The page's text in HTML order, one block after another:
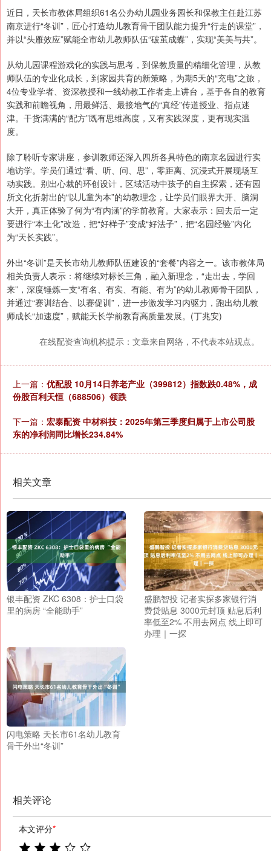
近日，天长市教体局组织61名公办幼儿园业务园长和保教主任赴江苏
南京进行“冬训”，匠心打造幼儿教育骨干团队能力提升“行走的课堂”，
并以“头雁效应”赋能全市幼儿教师队伍“破茧成蝶”，实现“美美与共”。
从幼儿园课程游戏化的实践与思考，到保教质量的精细化管理，从教
师队伍的专业化成长，到家园共育的新策略，为期5天的“充电”之旅，
4位专业学者、资深教授和一线幼教工作者走上讲台，基于各自的教育
实践和前瞻视角，用最鲜活、最接地气的“真经”传道授业、指点迷
津。干货满满的“配方”既有思维高度，又有实践深度，更有现实温
度。
除了聆听专家讲座，参训教师还深入四所各具特色的南京名园进行实
地访学。学员们通过“看、听、问、思”，零距离、沉浸式开展现场互
动实践。别出心裁的环创设计，区域活动中孩子的自主探索，还有园
所文化折射出的“以儿童为本”的幼教理念，让学员们眼界大开、脑洞
大开，真正体验了何为“有内涵”的学前教育。大家表示：回去后一定
要进行“本土化”改造，把“好样子”变成“好法子”，把“名园经验”内化
为“天长实践”。
外出“冬训”是天长市幼儿教师队伍建设的“套餐”内容之一。该市教体局
相关负责人表示：将继续对标长三角，融入新理念，“走出去，学回
来”，深度锤炼一支“有名、有实、有能、有为”的幼儿教师骨干团队，
并通过“赛训结合、以赛促训”，进一步激发学习内驱力，跑出幼儿教
师成长“加速度”，赋能天长学前教育高质量发展。(丁兆安)
在线配资查询机构提示：文章来自网络，不代表本站观点。
上一篇： 优配股 10月14日养老产业（399812）指数跌0.48%，成
份股百利天恒（688506）领跌
下一篇： 宏泰配资 中材科技：2025年第三季度归属于上市公司股
东的净利润同比增长234.84%
相关文章
银丰配资 ZKC 6308：护士口袋
里的病房 “全能助手”
盛鹏智投 记者实探多家银行消
费贷贴息 3000元封顶 贴息后利
率低至2% 不用去网点 线上即可
办理｜一探
闪电策略 天长市61名幼儿教育
骨干外出“冬训”
相关评论
本文评分*